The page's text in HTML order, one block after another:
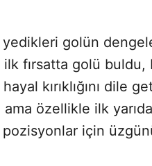
golün
fırsatta golü
kırıklığını dile
ama özellikle ilk yarıda
için